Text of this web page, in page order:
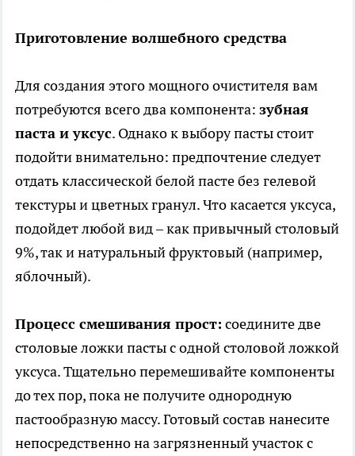
Приготовление волшебного средства
Для создания этого мощного очистителя вам
потребуются всего два компонента: зубная
паста и уксус. Однако к выбору пасты стоит
подойти внимательно: предпочтение следует
отдать классической белой пасте без гелевой
текстуры и цветных гранул. Что касается уксуса,
подойдет любой вид – как привычный столовый
9%, так и натуральный фруктовый (например,
яблочный).
Процесс смешивания прост: соедините две
столовые ложки пасты с одной столовой ложкой
уксуса. Тщательно перемешивайте компоненты
до тех пор, пока не получите однородную
пастообразную массу. Готовый состав нанесите
непосредственно на загрязненный участок с